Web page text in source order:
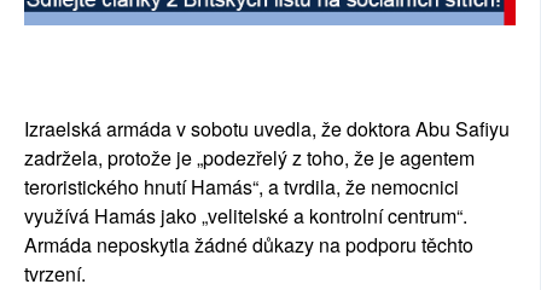
Izraelská armáda v sobotu uvedla, že doktora Abu Safiyu
zadržela, protože je „podezřelý z toho, že je agentem
teroristického hnutí Hamás“, a tvrdila, že nemocnici
využívá Hamás jako „velitelské a kontrolní centrum“.
Armáda neposkytla žádné důkazy na podporu těchto
tvrzení.